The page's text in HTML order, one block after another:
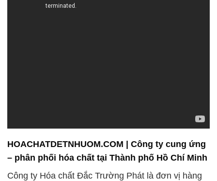
HOACHATDETNHUOM.COM | Công ty cung ứng
– phân phối hóa chất tại Thành phố Hồ Chí Minh
Công ty Hóa chất Đắc Trường Phát là đơn vị hàng